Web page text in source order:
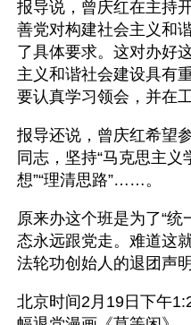
报导说，曾庆红在主持
善党对构建社会主义和
了具体要求。这对办好
主义和谐社会建设具有
要认真学习领会，并在
报导还说，曾庆红希望
同志，坚持“马克思主义
想”“理清思路”……。
原来办这个班是为了“统
态永远跟党走。难道这
法轮功创始人的退团声
北京时间2月19日下午